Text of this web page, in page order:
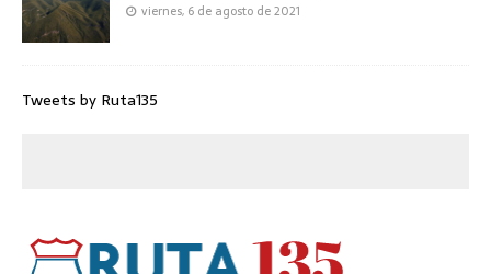
viernes, 6 de agosto de 2021
Tweets by Ruta135